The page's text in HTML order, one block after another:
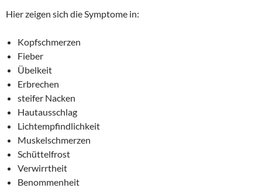
Hier zeigen sich die Symptome in:
Kopfschmerzen
Fieber
Übelkeit
Erbrechen
steifer Nacken
Hautausschlag
Lichtempfindlichkeit
Muskelschmerzen
Schüttelfrost
Verwirrtheit
Benommenheit